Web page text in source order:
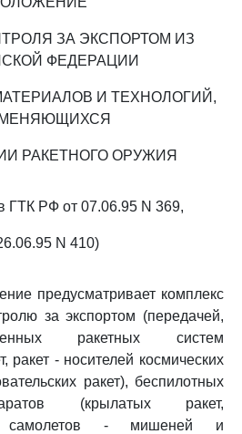
ЗА ЭКСПОРТОМ ИЗ
ФЕДЕРАЦИИ
И ТЕХНОЛОГИЙ,
РАКЕТНОГО ОРУЖИЯ
ГТК РФ от 07.06.95 N 369,
N 410)
предусматривает комплекс
за экспортом (передачей,
ракетных систем
ракет - носителей космических
ракет), беспилотных
(крылатых ракет,
самолетов - мишеней и